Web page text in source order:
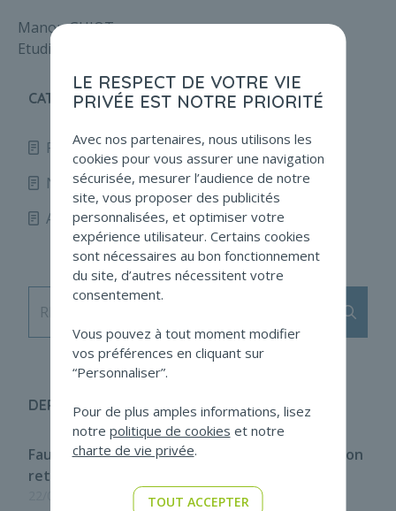
Manon GUIOT
Etudiante
CATÉGORIES
Fidunews 167
Non profit news 67
Autre 20
RECHERCHE
DERNIÈRES ACTUS
Faux en écritures : le critère de contrôle fait son
retour
LE RESPECT DE VOTRE VIE
PRIVÉE EST NOTRE PRIORITÉ
Avec nos partenaires, nous utilisons les
cookies pour vous assurer une navigation
sécurisée, mesurer l’audience de notre
site, vous proposer des publicités
personnalisées, et optimiser votre
expérience utilisateur. Certains cookies
sont nécessaires au bon fonctionnement
du site, d’autres nécessitent votre
consentement.
Vous pouvez à tout moment modifier
vos préférences en cliquant sur
“Personnaliser”.
Pour de plus amples informations, lisez
notre politique de cookies et notre
charte de vie privée.
TOUT ACCEPTER